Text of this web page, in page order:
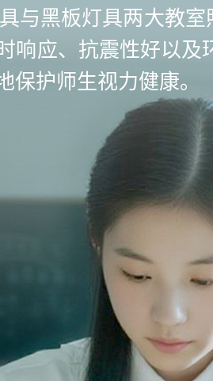
与黑板灯具两大教
响应、抗震性好以
护师生视力健康。